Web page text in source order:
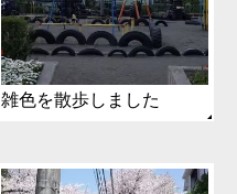
雑色を散歩しました